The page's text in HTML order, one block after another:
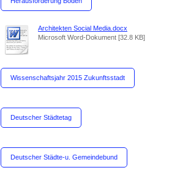
Architekten Social Media.docx
Microsoft Word-Dokument [32.8 KB]
Wissenschaftsjahr 2015 Zukunftsstadt
Deutscher Städtetag
Deutscher Städte-u. Gemeindebund